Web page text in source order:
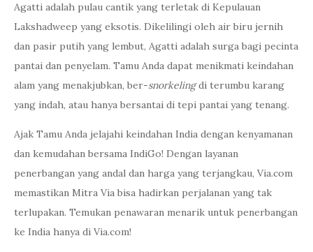
Agatti adalah pulau cantik yang terletak di Kepulauan
Lakshadweep yang eksotis. Dikelilingi oleh air biru jernih
dan pasir putih yang lembut, Agatti adalah surga bagi pecinta
pantai dan penyelam. Tamu Anda dapat menikmati keindahan
alam yang menakjubkan, ber-snorkelingdi terumbu karang
yang indah, atau hanya bersantai di tepi pantai yang tenang.
Ajak Tamu Anda jelajahi keindahan India dengan kenyamanan
dan kemudahan bersama IndiGo! Dengan layanan
penerbangan yang andal dan harga yang terjangkau, Via.com
memastikan Mitra Via bisa hadirkan perjalanan yang tak
terlupakan. Temukan penawaran menarik untuk penerbangan
ke India hanya di Via.com!